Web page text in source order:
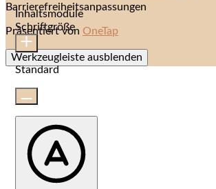
Barrierefreiheitsanpassungen
Präsentiert von OneTap
Werkzeugleiste ausblenden
Inhaltsmodule
Schriftgröße
Standard